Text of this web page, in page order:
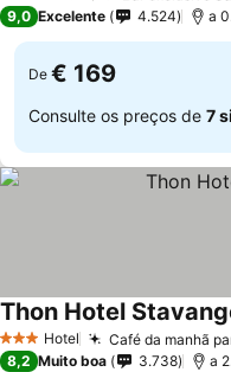
9,0 Excelente 4.524 a
De € 169
Consulte os preços de 7
3 EstrelasHotel Café da manhã
Thon Hotel
8,2 Muito boa 3.738 a